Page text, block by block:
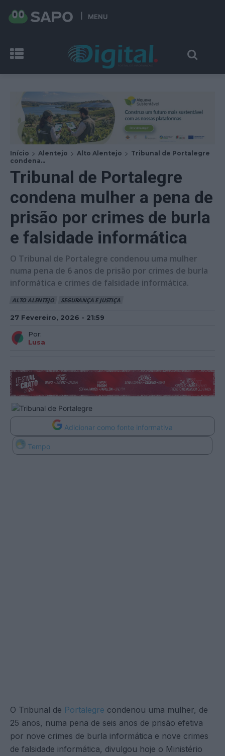
MENU
Início Alentejo Alto Alentejo
Tribunal de Portalegre
condena...
Tribunal de Portalegre
condena mulher a pena de
prisão por crimes de burla
e falsidade informática
O Tribunal de Portalegre condenou uma mulher
numa pena de 6 anos de prisão por crimes de burla
informática e crimes de falsidade informática.
ALTO ALENTEJO SEGURANÇA E JUSTIÇA
27 Fevereiro, 2026 - 21:59
Por:
Lusa
Adicionar como fonte informativa
Tempo
O Tribunal de Portalegre condenou uma mulher, de
25 anos, numa pena de seis anos de prisão efetiva
por nove crimes de burla informática e nove crimes
de falsidade informática, divulgou hoje o Ministério